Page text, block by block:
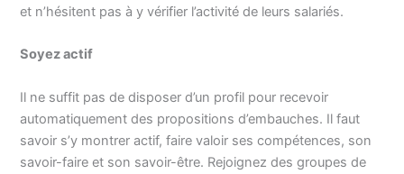
et n’hésitent pas à y vérifier l’activité de leurs salariés.
Soyez actif
Il ne suffit pas de disposer d’un profil pour recevoir
automatiquement des propositions d’embauches. Il faut
savoir s’y montrer actif, faire valoir ses compétences, son
savoir-faire et son savoir-être. Rejoignez des groupes de